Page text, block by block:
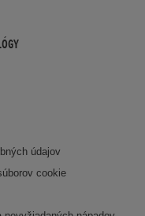
údajov
cookie